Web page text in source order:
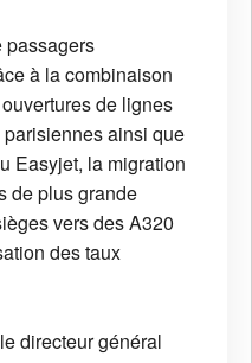
passagers
à la combinaison
de lignes
ainsi que
Easyjet, la migration
de plus grande
vers des A320
des taux
directeur général